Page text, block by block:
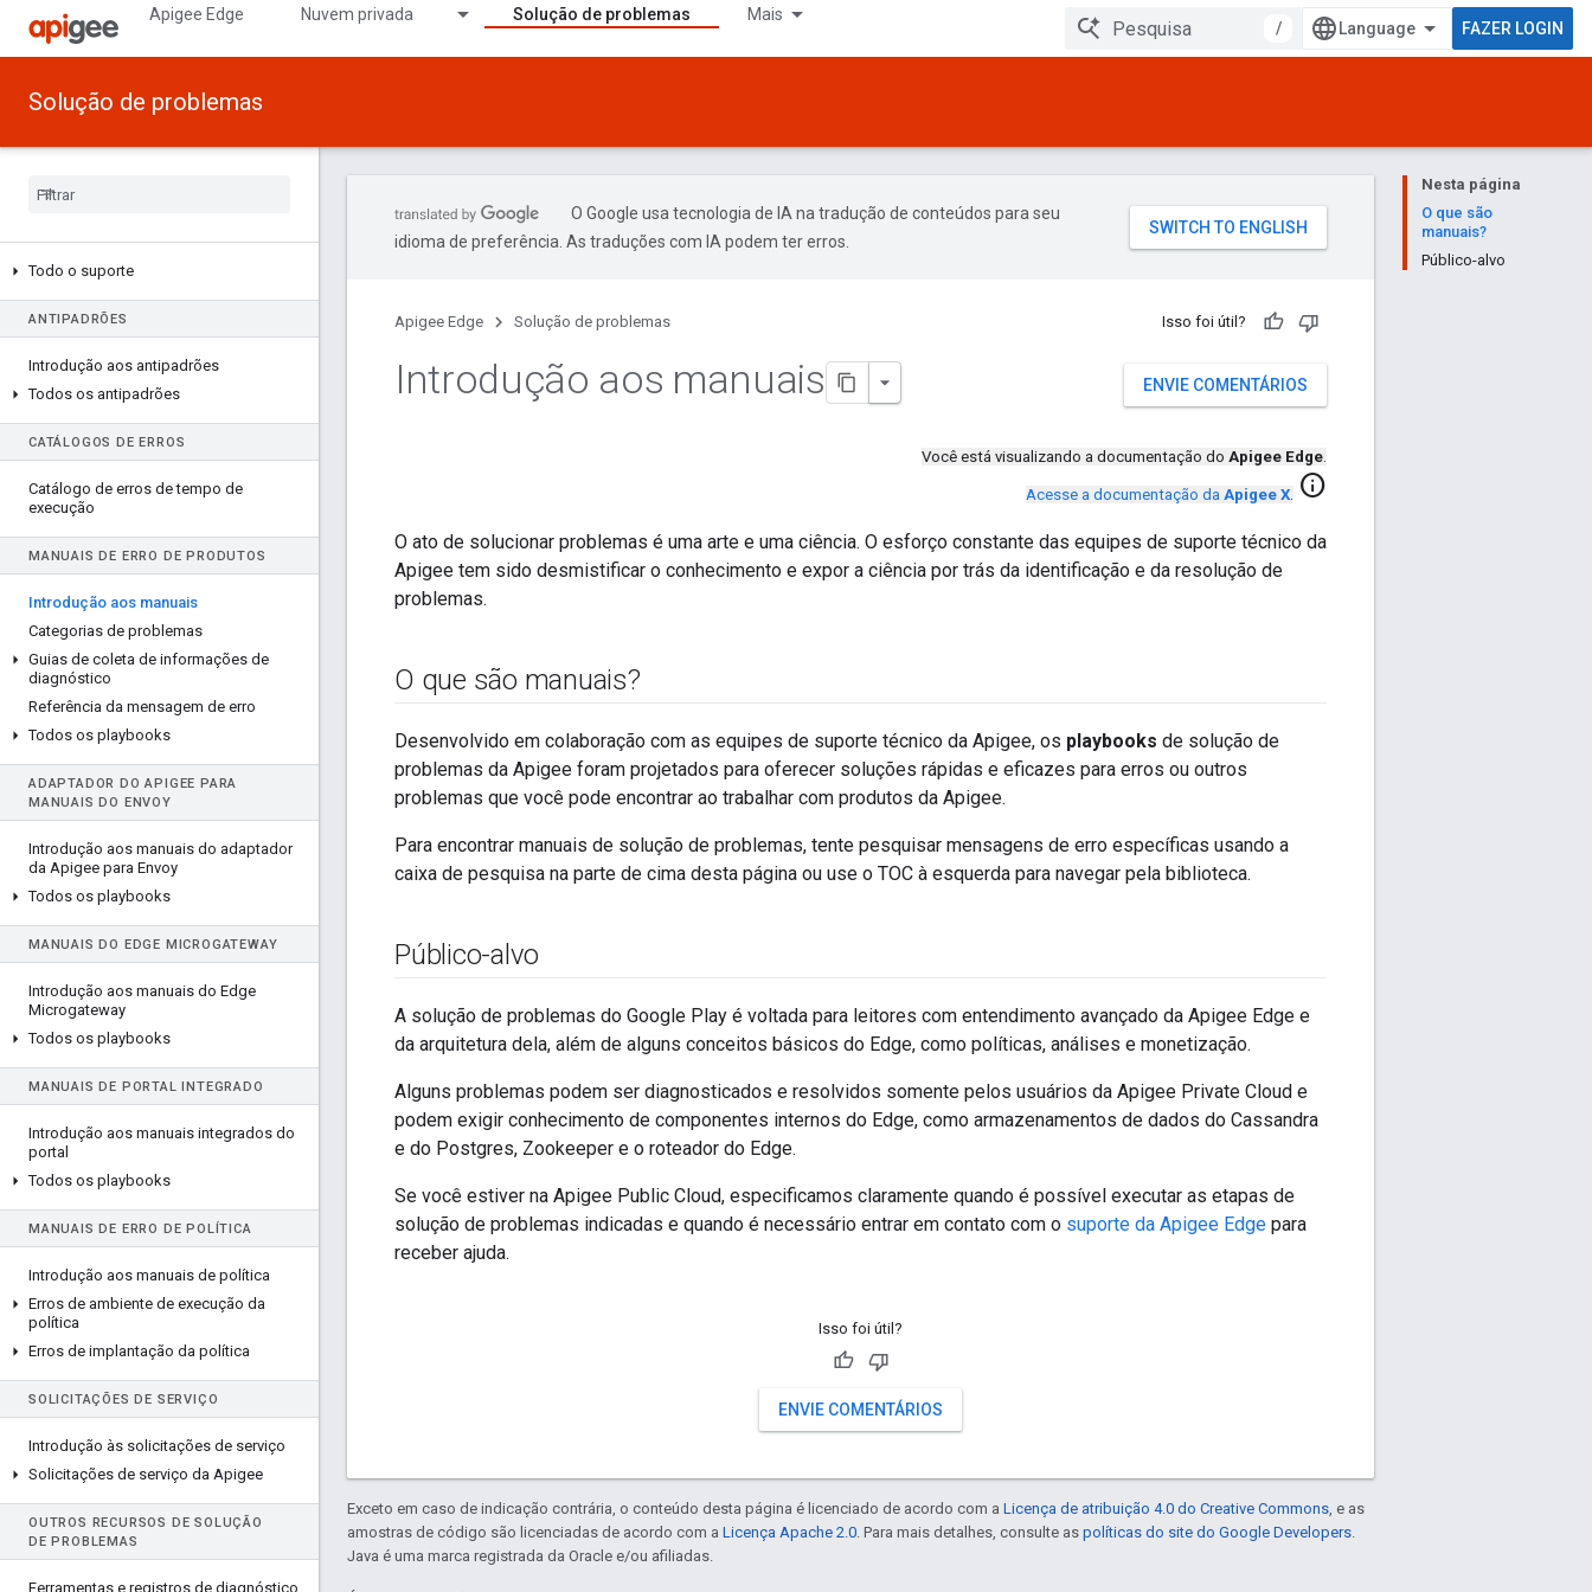
Apigee Edge Nuvem privada Solução de problemas Mais
/ FAZER LOGIN
Solução de problemas
Todo o suporte
ANTIPADRÕES
Introdução aos antipadrões
Todos os antipadrões
CATÁLOGOS DE ERROS
Catálogo de erros de tempo de
execução
MANUAIS DE ERRO DE PRODUTOS
Introdução aos manuais
Categorias de problemas
Guias de coleta de informações de
diagnóstico
Referência da mensagem de erro
Todos os playbooks
ADAPTADOR DO APIGEE PARA
MANUAIS DO ENVOY
Introdução aos manuais do adaptador
da Apigee para Envoy
Todos os playbooks
MANUAIS DO EDGE MICROGATEWAY
Introdução aos manuais do Edge
Microgateway
Todos os playbooks
MANUAIS DE PORTAL INTEGRADO
Introdução aos manuais integrados do
portal
Todos os playbooks
MANUAIS DE ERRO DE POLÍTICA
Introdução aos manuais de política
Erros de ambiente de execução da
política
Erros de implantação da política
SOLICITAÇÕES DE SERVIÇO
Introdução às solicitações de serviço
Solicitações de serviço da Apigee
OUTROS RECURSOS DE SOLUÇÃO
DE PROBLEMAS
Ferramentas e registros de diagnóstico
Nesta página
O que são
manuais?
Público-alvo
O Google usa tecnologia de IA na tradução de conteúdos para seu
idioma de preferência. As traduções com IA podem ter erros.
Apigee Edge Solução de problemas Isso foi útil?
ENVIE COMENTÁRIOS
Introdução aos manuais
Você está visualizando a documentação do Apigee Edge.
Acesse a documentação da Apigee X. info
O ato de solucionar problemas é uma arte e uma ciência. O esforço constante das equipes de suporte técnico da
Apigee tem sido desmistificar o conhecimento e expor a ciência por trás da identificação e da resolução de
problemas.
O que são manuais?
Desenvolvido em colaboração com as equipes de suporte técnico da Apigee, os playbooks de solução de
problemas da Apigee foram projetados para oferecer soluções rápidas e eficazes para erros ou outros
problemas que você pode encontrar ao trabalhar com produtos da Apigee.
Para encontrar manuais de solução de problemas, tente pesquisar mensagens de erro específicas usando a
caixa de pesquisa na parte de cima desta página ou use o TOC à esquerda para navegar pela biblioteca.
Público-alvo
A solução de problemas do Google Play é voltada para leitores com entendimento avançado da Apigee Edge e
da arquitetura dela, além de alguns conceitos básicos do Edge, como políticas, análises e monetização.
Alguns problemas podem ser diagnosticados e resolvidos somente pelos usuários da Apigee Private Cloud e
podem exigir conhecimento de componentes internos do Edge, como armazenamentos de dados do Cassandra
e do Postgres, Zookeeper e o roteador do Edge.
Se você estiver na Apigee Public Cloud, especificamos claramente quando é possível executar as etapas de
solução de problemas indicadas e quando é necessário entrar em contato com o suporte da Apigee Edge para
receber ajuda.
Isso foi útil?
ENVIE COMENTÁRIOS
Exceto em caso de indicação contrária, o conteúdo desta página é licenciado de acordo com a Licença de atribuição 4.0 do Creative Commons, e as
amostras de código são licenciadas de acordo com a Licença Apache 2.0. Para mais detalhes, consulte as políticas do site do Google Developers.
Java é uma marca registrada da Oracle e/ou afiliadas.